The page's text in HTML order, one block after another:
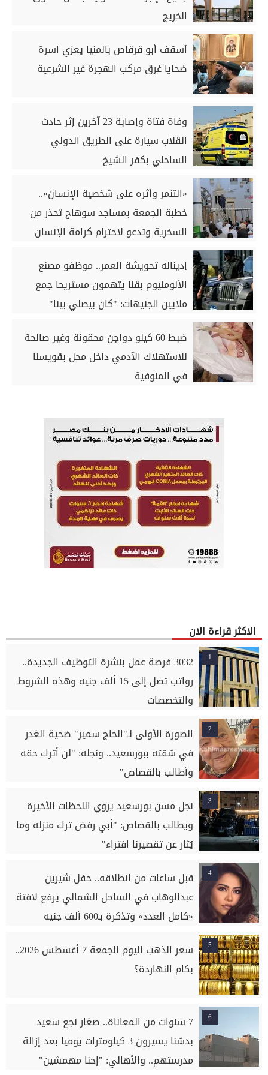
الخريج
أسقف أبو قرقاص بالمنيا يعزي اسرة
ضحايا غرق مركب الهجرة غير الشرعية
وفاة فتاة وإصابة 23 آخرين إثر حادث
انقلاب سيارة على الطريق الدولي
الساحلي بكفر الشيخ
«التنمر وأثره على شخصية الإنسان»..
خطبة الجمعة بمساجد سوهاج تحذر من
السخرية وتدعو لاحترام كرامة الإنسان
إديناله تحويشة العمر.. موظفو مصنع
الألومنيوم بقنا يتهمون مستريحا جمع
ملايين الجنيهات: "كان بيصلي بينا"
ضبط 60 كيلو دواجن محقونة وغير صالحة
للاستهلاك الآدمي داخل محل بقويسنا
في المنوفية
الاكثر قراءة الان
1
3032 فرصة عمل بنشرة التوظيف الجديدة..
رواتب تصل إلى 15 ألف جنيه وهذه الشروط
والتخصصات
2
الصورة الأولى لـ"الحاج سمير" ضحية الغدر
في شقته ببورسعيد.. ونجله: "لن أترك حقه
وأطالب بالقصاص"
3
نجل مسن بورسعيد يروي اللحظات الأخيرة
ويطالب بالقصاص: "أبي رفض ترك منزله وما
يُثار عن تقصيرنا افتراء"
4
قبل ساعات من انطلاقه.. حفل شيرين
عبدالوهاب في الساحل الشمالي يرفع لافتة
«كامل العدد» وتذكرة بـ600 ألف جنيه
5
سعر الذهب اليوم الجمعة 7 أغسطس 2026..
بكام النهاردة؟
6
7 سنوات من المعاناة.. صغار نجع سعيد
بدشنا يسيرون 3 كيلومترات يوميا بعد إزالة
مدرستهم.. والأهالي: "إحنا مهمشين"